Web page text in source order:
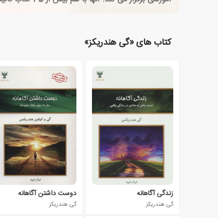
کتاب های «گی هندریکز»
زندگی آگاهانه
گی هندریکز
دوست داشتن آگاهانه
گی هندریکز